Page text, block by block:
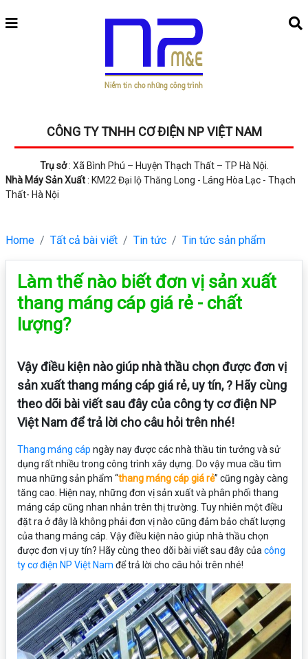
CÔNG TY TNHH CƠ ĐIỆN NP VIỆT NAM
Trụ sở: Xã Bình Phú – Huyện Thạch Thất – TP Hà Nội.
Nhà Máy Sản Xuất: KM22 Đại lộ Thăng Long - Láng Hòa Lạc - Thạch
Thất- Hà Nội
Home Tất cả bài viết Tin tức Tin tức sản phẩm
Làm thế nào biết đơn vị sản xuất
thang máng cáp giá rẻ - chất
lượng?
Vậy điều kiện nào giúp nhà thầu chọn được đơn vị
sản xuất thang máng cáp giá rẻ, uy tín, ? Hãy cùng
theo dõi bài viết sau đây của công ty cơ điện NP
Việt Nam để trả lời cho câu hỏi trên nhé!
Thang máng cáp ngày nay được các nhà thầu tin tưởng và sử
dụng rất nhiều trong công trình xây dựng. Do vậy mua cầu tìm
mua những sản phẩm “thang máng cáp giá rẻ” cũng ngày càng
tăng cao. Hiện nay, những đơn vị sản xuất và phân phối thang
máng cáp cũng nhan nhản trên thị trường. Tuy nhiên một điều
đặt ra ở đây là không phải đơn vị nào cũng đảm bảo chất lượng
của thang máng cáp. Vậy điều kiện nào giúp nhà thầu chọn
được đơn vị uy tín? Hãy cùng theo dõi bài viết sau đây của công
ty cơ điện NP Việt Nam để trả lời cho câu hỏi trên nhé!